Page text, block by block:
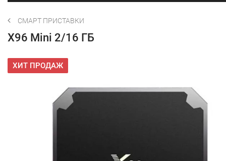
СМАРТ ПРИСТАВКИ
X96 Mini 2/16 ГБ
ХИТ ПРОДАЖ